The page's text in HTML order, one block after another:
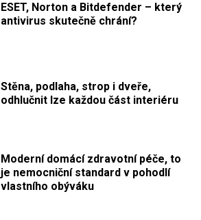
ESET, Norton a Bitdefender – který
antivirus skutečně chrání?
Stěna, podlaha, strop i dveře,
odhlučnit lze každou část interiéru
Moderní domácí zdravotní péče, to
je nemocniční standard v pohodlí
vlastního obýváku